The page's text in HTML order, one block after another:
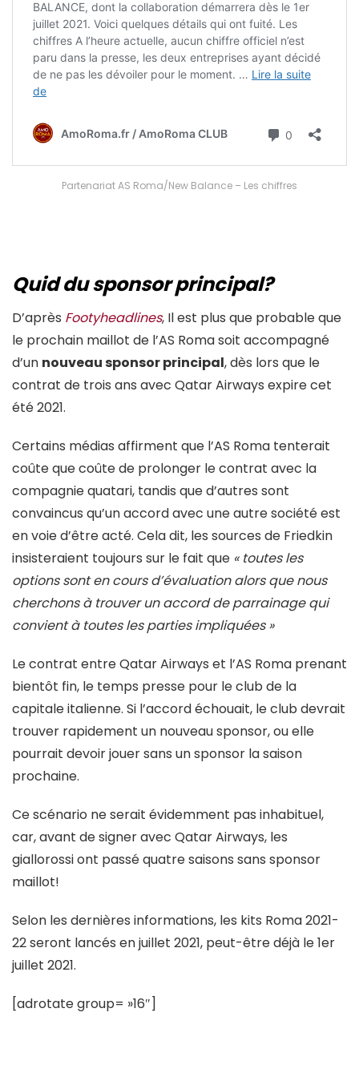
Partenariat AS Roma/New Balance – Les chiffres
Quid du sponsor principal?
D’après Footyheadlines, Il est plus que probable que
le prochain maillot de l’AS Roma soit accompagné
d’un nouveau sponsor principal, dès lors que le
contrat de trois ans avec Qatar Airways expire cet
été 2021.
Certains médias affirment que l’AS Roma tenterait
coûte que coûte de prolonger le contrat avec la
compagnie quatari, tandis que d’autres sont
convaincus qu’un accord avec une autre société est
en voie d’être acté. Cela dit, les sources de Friedkin
insisteraient toujours sur le fait que « toutes les
options sont en cours d’évaluation alors que nous
cherchons à trouver un accord de parrainage qui
convient à toutes les parties impliquées »
Le contrat entre Qatar Airways et l’AS Roma prenant
bientôt fin, le temps presse pour le club de la
capitale italienne. Si l’accord échouait, le club devrait
trouver rapidement un nouveau sponsor, ou elle
pourrait devoir jouer sans un sponsor la saison
prochaine.
Ce scénario ne serait évidemment pas inhabituel,
car, avant de signer avec Qatar Airways, les
giallorossi ont passé quatre saisons sans sponsor
maillot!
Selon les dernières informations, les kits Roma 2021-
22 seront lancés en juillet 2021, peut-être déjà le 1er
juillet 2021.
[adrotate group= »16″]